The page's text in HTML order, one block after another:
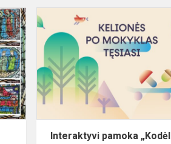
Pradinukų
meninė
edukacija
Interaktyvi pamoka „Kodėl